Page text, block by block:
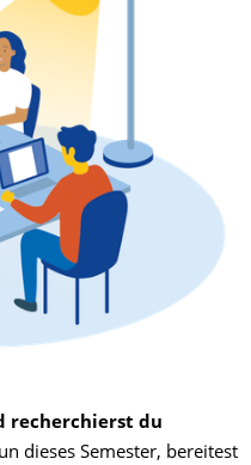
recherchierst du
dieses Semester, bereitest